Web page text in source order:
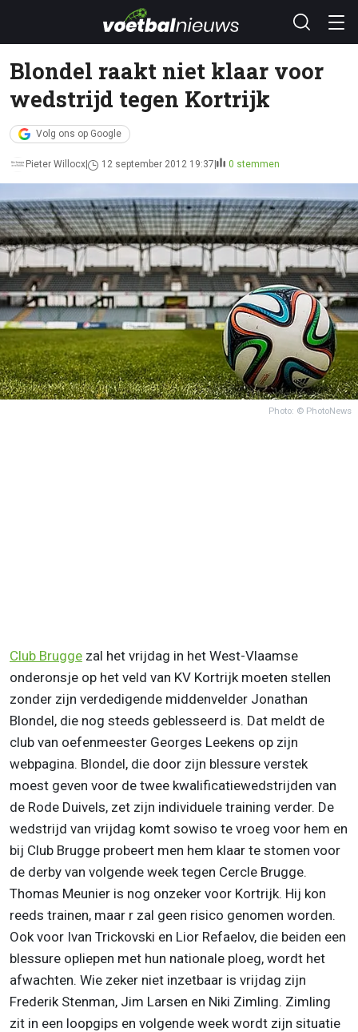
Blondel raakt niet klaar voor
wedstrijd tegen Kortrijk
Volg ons op Google
Pieter Willocx 12 september 2012 19:37 0 stemmen
Photo: © PhotoNews
Club Brugge zal het vrijdag in het West-Vlaamse
onderonsje op het veld van KV Kortrijk moeten stellen
zonder zijn verdedigende middenvelder Jonathan
Blondel, die nog steeds geblesseerd is. Dat meldt de
club van oefenmeester Georges Leekens op zijn
webpagina. Blondel, die door zijn blessure verstek
moest geven voor de twee kwalificatiewedstrijden van
de Rode Duivels, zet zijn individuele training verder. De
wedstrijd van vrijdag komt sowiso te vroeg voor hem en
bij Club Brugge probeert men hem klaar te stomen voor
de derby van volgende week tegen Cercle Brugge.
Thomas Meunier is nog onzeker voor Kortrijk. Hij kon
reeds trainen, maar r zal geen risico genomen worden.
Ook voor Ivan Trickovski en Lior Refaelov, die beiden een
blessure opliepen met hun nationale ploeg, wordt het
afwachten. Wie zeker niet inzetbaar is vrijdag zijn
Frederik Stenman, Jim Larsen en Niki Zimling. Zimling
zit in een loopgips en volgende week wordt zijn situatie